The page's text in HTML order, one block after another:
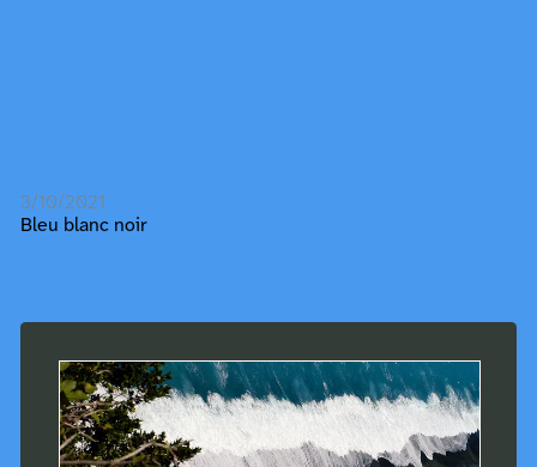
3/10/2021
Bleu blanc noir